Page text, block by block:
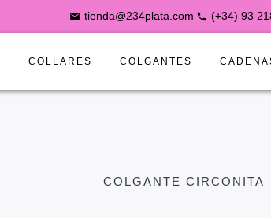
tienda@234plata.com (+34) 93
COLLARES COLGANTES
COLGANTE CIRCONITA